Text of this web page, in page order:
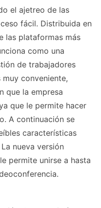
el ajetreo de las
fácil. Distribuida en
las plataformas más
como una
de trabajadores
conveniente,
que la empresa
que le permite hacer
A continuación se
características
nueva versión
permite unirse a hasta